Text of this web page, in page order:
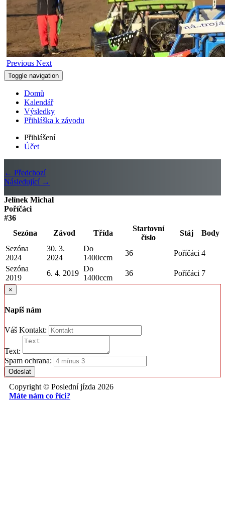
Previous Next
Toggle navigation
Domů
Kalendář
Výsledky
Přihláška k závodu
Přihlášení
Účet
← Předchozí
Následující →
Jelínek Michal
Poříčáci
#36
Sezóna
Závod Třída
Startovní
číslo
Stáj
Body
Sezóna
2024
30. 3.
2024
Do
1400ccm
36 Poříčáci 4
Sezóna
2019
6. 4. 2019
Do
1400ccm
36 Poříčáci 7
×
Napiš nám
Váš Kontakt:
Text:
Spam ochrana:
Odeslat
Copyright © Poslední jízda 2026
Máte nám co říci?